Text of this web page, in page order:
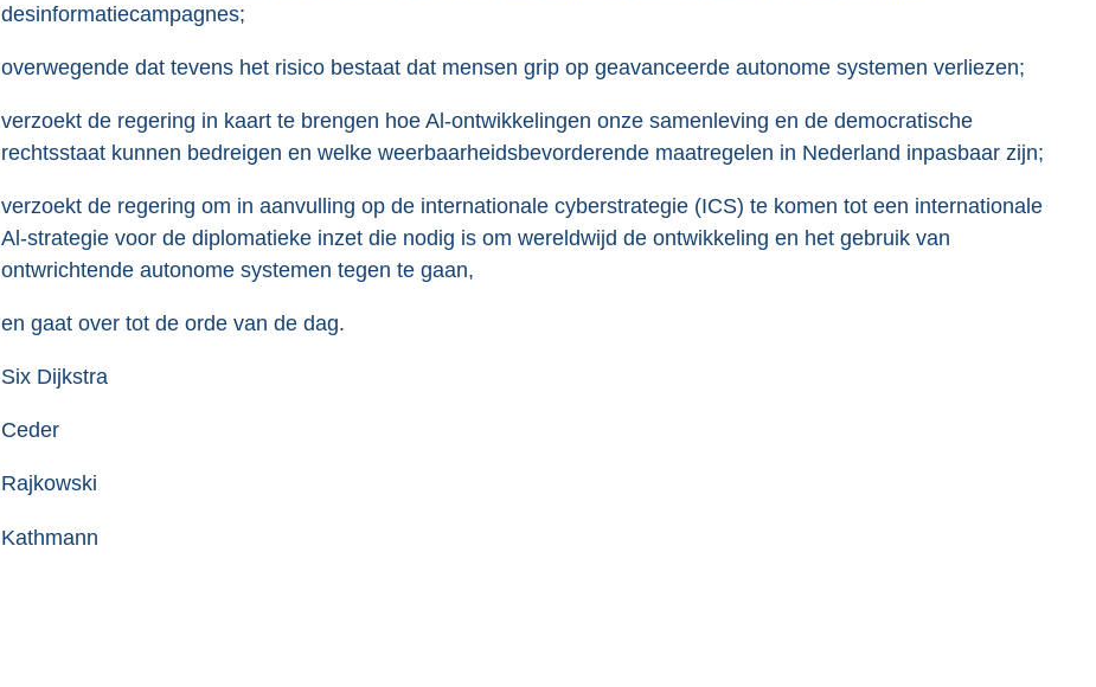
desinformatiecampagnes;
overwegende dat tevens het risico bestaat dat mensen grip op geavanceerde autonome systemen verliezen;
verzoekt de regering in kaart te brengen hoe Al-ontwikkelingen onze samenleving en de democratische
rechtsstaat kunnen bedreigen en welke weerbaarheidsbevorderende maatregelen in Nederland inpasbaar zijn;
verzoekt de regering om in aanvulling op de internationale cyberstrategie (ICS) te komen tot een internationale
Al-strategie voor de diplomatieke inzet die nodig is om wereldwijd de ontwikkeling en het gebruik van
ontwrichtende autonome systemen tegen te gaan,
en gaat over tot de orde van de dag.
Six Dijkstra
Ceder
Rajkowski
Kathmann